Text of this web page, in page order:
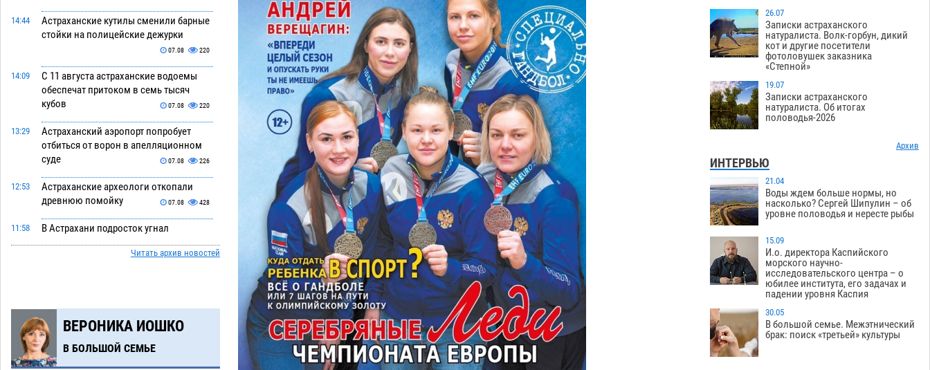
14:44
Астраханские кутилы сменили барные
стойки на полицейские дежурки
07.08 220
14:09
С 11 августа астраханские водоемы
обеспечат притоком в семь тысяч
кубов
07.08 220
13:29
Астраханский аэропорт попробует
отбиться от ворон в апелляционном
суде
07.08 226
12:53
Астраханские археологи откопали
древнюю помойку
07.08 428
11:58
В Астрахани подросток угнал
мотоцикл и похитил чужие мобильник
с банковскими картами
07.08 255
10:43
Астраханский суд встал на сторону
МЧС в споре за возврат униформы
Читать архив новостей
ВЕРОНИКА ИОШКО
В БОЛЬШОЙ СЕМЬЕ
26.07
Записки астраханского
натуралиста. Волк-горбун, дикий
кот и другие посетители
фотоловушек заказника
«Степной»
19.07
Записки астраханского
натуралиста. Об итогах
половодья-2026
Архив
ИНТЕРВЬЮ
21.04
Воды ждем больше нормы, но
насколько? Сергей Шипулин – об
уровне половодья и нересте рыбы
15.09
И.о. директора Каспийского
морского научно-
исследовательского центра – о
юбилее института, его задачах и
падении уровня Каспия
30.05
В большой семье. Межэтнический
брак: поиск «третьей» культуры